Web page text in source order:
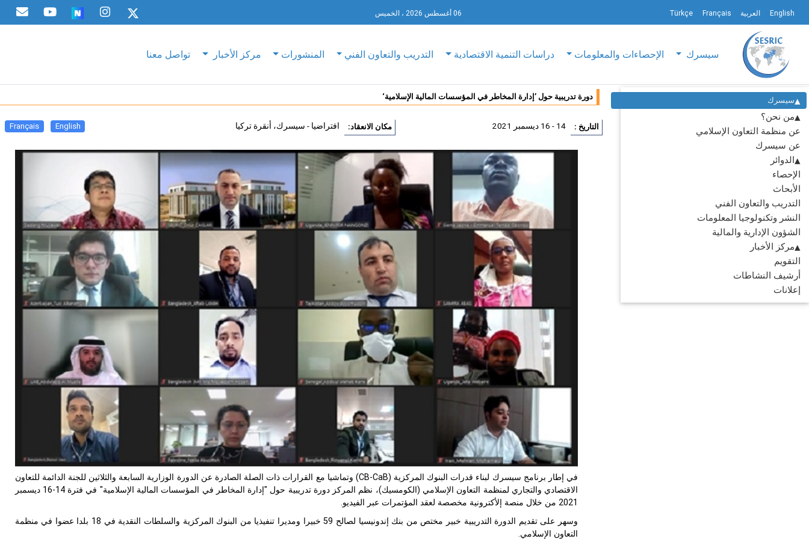
English العربية Français
Türkçe 06 أغسطس 2026 ، الخميس
سيسرك الإحصاءات والمعلومات دراسات التنمية الاقتصادية التدريب والتعاون الفني المنشورات مركز الأخبار تواصل معنا
سيسرك
من نحن؟
عن منظمة التعاون الإسلامي
عن سيسرك
الدوائر
الإحصاء
الأبحاث
التدريب والتعاون الفني
النشر وتكنولوجيا المعلومات
الشؤون الإدارية والمالية
مركز الأخبار
التقويم
أرشيف النشاطات
إعلانات
دورة تدريبية حول ’إدارة المخاطر في المؤسسات المالية الإسلامية‘
التاريخ : 14 - 16 ديسمبر 2021 مكان الانعقاد: افتراضيا - سيسرك، أنقرة تركيا English
Français
في إطار برنامج سيسرك لبناء قدرات البنوك المركزية (CB-CaB) وتماشيا مع القرارات ذات الصلة الصادرة عن الدورة الوزارية السابعة والثلاثين للجنة الدائمة للتعاون
الاقتصادي والتجاري لمنظمة التعاون الإسلامي (الكومسيك)، نظم المركز دورة تدريبية حول "إدارة المخاطر في المؤسسات المالية الإسلامية" في فترة 14-16 ديسمبر
2021 من خلال منصة إلأكترونية مخصصة لعقد المؤتمرات عبر الفيديو.
وسهر على تقديم الدورة التدريبية خبير مختص من بنك إندونيسيا لصالح 59 خبيرا ومديرا تنفيذيا من البنوك المركزية والسلطات النقدية في 18 بلدا عضوا في منظمة
التعاون الإسلامي.